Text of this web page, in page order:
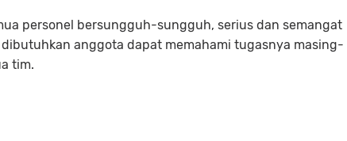
personel bersungguh-sungguh, serius dan semangat
anggota dapat memahami tugasnya masing-
tim.